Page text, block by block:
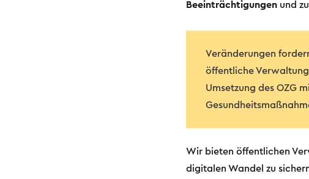
Beeinträchtigungen und zu
Veränderungen
öffentliche
Umsetzung des OZG
Wir bieten öffentlichen
digitalen Wandel zu